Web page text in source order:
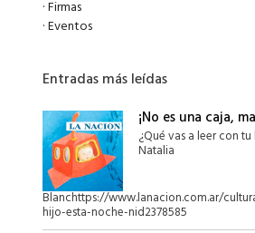
·Firmas
·Eventos
Entradas más leídas
¡No es una caja,
¿Qué vas a leer con
Natalia
Blanchttps://www.lanacion.com.ar/
hijo-esta-noche-nid2378585